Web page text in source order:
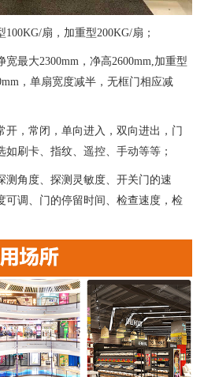
扇，加重型200KG/扇；
最大2300mm，净高2600mm,加重型
，单扇宽度减半，无框门相应减
开，常闭，单向进入，双向进出，门
刷卡、指纹、遥控、手动等等；
测角度、探测灵敏度、开关门的速
可调、门的停留时间、检查速度，检